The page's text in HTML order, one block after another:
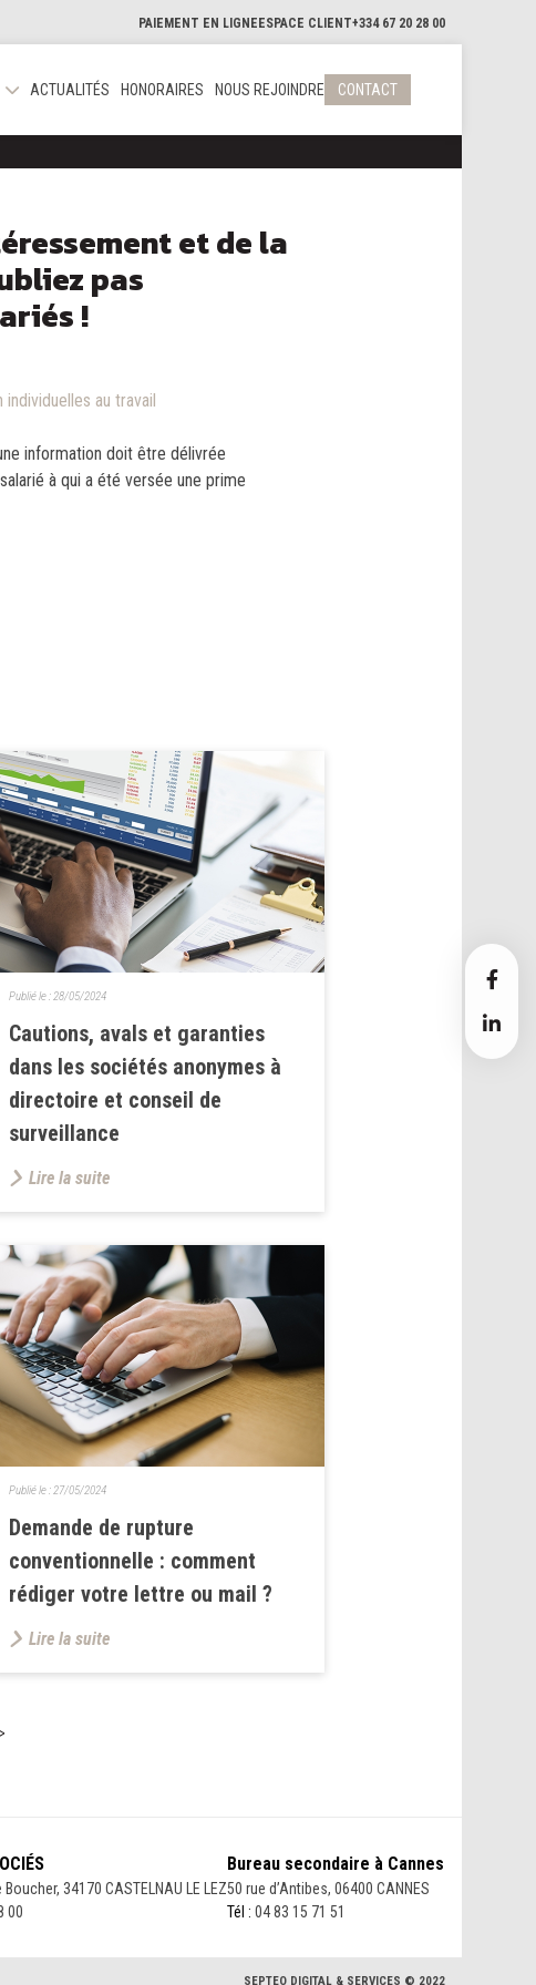
PAIEMENT EN LIGNE ESPACE CLIENT+334 67 20 28 00
ACTUALITÉS HONORAIRES NOUS REJOINDRE CONTACT
et de la
pas
!
individuelles au travail
information doit être délivrée
à qui a été versée une prime
Cautions, avals et garanties
dans les sociétés anonymes à
directoire et conseil de
surveillance
Publié le :28/05/2024
Lire la suite
Demande de rupture
conventionnelle : comment
rédiger votre lettre ou mail ?
Publié le :27/05/2024
Lire la suite
34170 CASTELNAU LE LEZ
00
Bureau secondaire à Cannes
50 rue d’Antibes, 06400 CANNES
Tél : 04 83 15 71 51
SEPTEO DIGITAL & SERVICES © 2022